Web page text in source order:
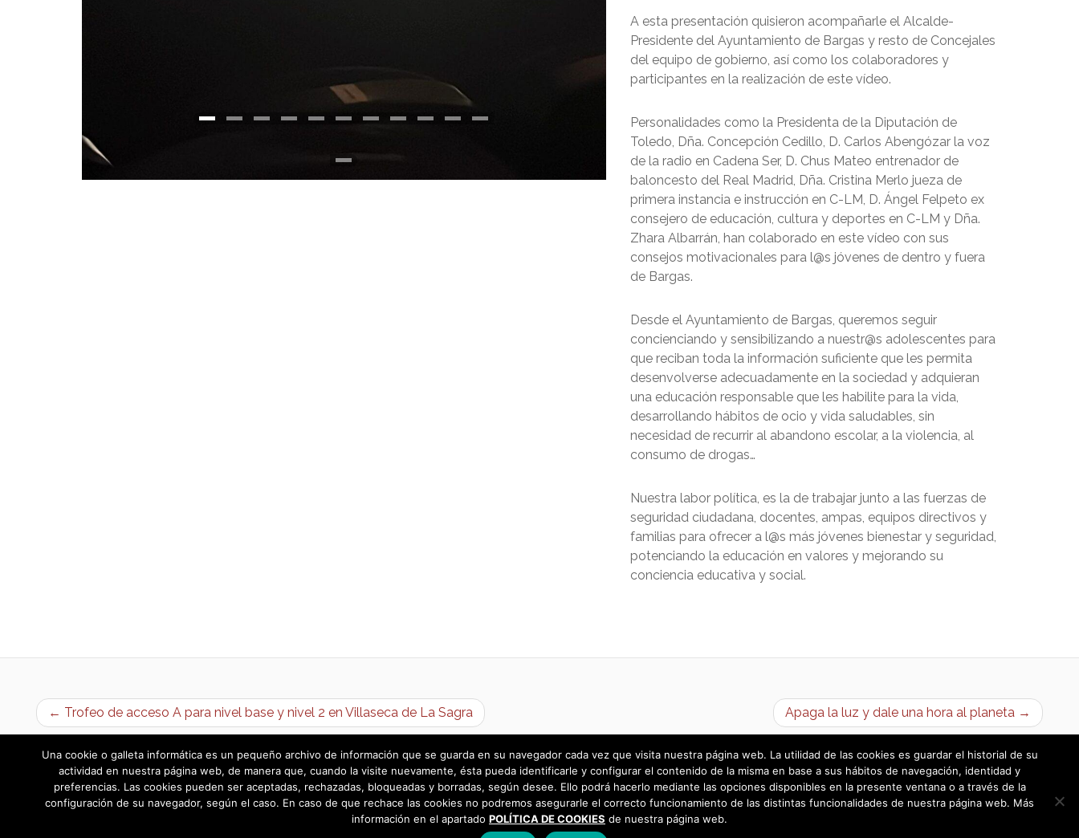
A esta presentación quisieron acompañarle el Alcalde-
Presidente del Ayuntamiento de Bargas y resto de Concejales
del equipo de gobierno, así como los colaboradores y
participantes en la realización de este vídeo.
Personalidades como la Presidenta de la Diputación de
Toledo, Dña. Concepción Cedillo, D. Carlos Abengózar la voz
de la radio en Cadena Ser, D. Chus Mateo entrenador de
baloncesto del Real Madrid, Dña. Cristina Merlo jueza de
primera instancia e instrucción en C-LM, D. Ángel Felpeto ex
consejero de educación, cultura y deportes en C-LM y Dña.
Zhara Albarrán, han colaborado en este vídeo con sus
consejos motivacionales para l@s jóvenes de dentro y fuera
de Bargas.
Desde el Ayuntamiento de Bargas, queremos seguir
concienciando y sensibilizando a nuestr@s adolescentes para
que reciban toda la información suficiente que les permita
desenvolverse adecuadamente en la sociedad y adquieran
una educación responsable que les habilite para la vida,
desarrollando hábitos de ocio y vida saludables, sin
necesidad de recurrir al abandono escolar, a la violencia, al
consumo de drogas…
Nuestra labor política, es la de trabajar junto a las fuerzas de
seguridad ciudadana, docentes, ampas, equipos directivos y
familias para ofrecer a l@s más jóvenes bienestar y seguridad,
potenciando la educación en valores y mejorando su
conciencia educativa y social.
← Trofeo de acceso A para nivel base y nivel 2 en Villaseca de La Sagra Apaga la luz y dale una hora al planeta →
Una cookie o galleta informática es un pequeño archivo de información que se guarda en su navegador cada vez que visita nuestra página web. La utilidad de las cookies es guardar el historial de su
actividad en nuestra página web, de manera que, cuando la visite nuevamente, ésta pueda identificarle y configurar el contenido de la misma en base a sus hábitos de navegación, identidad y
preferencias. Las cookies pueden ser aceptadas, rechazadas, bloqueadas y borradas, según desee. Ello podrá hacerlo mediante las opciones disponibles en la presente ventana o a través de la
configuración de su navegador, según el caso. En caso de que rechace las cookies no podremos asegurarle el correcto funcionamiento de las distintas funcionalidades de nuestra página web. Más
información en el apartado POLÍTICA DE COOKIES de nuestra página web.